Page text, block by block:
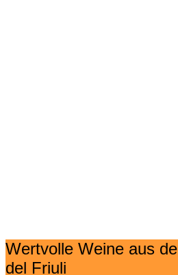
Wertvolle Weine aus
del Friuli